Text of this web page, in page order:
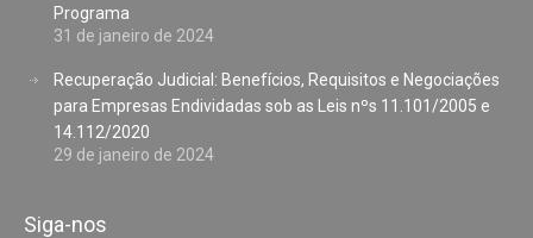
Programa
31 de janeiro de 2024
Recuperação Judicial: Benefícios, Requisitos e Negociações
para Empresas Endividadas sob as Leis nºs 11.101/2005 e
14.112/2020
29 de janeiro de 2024
Siga-nos